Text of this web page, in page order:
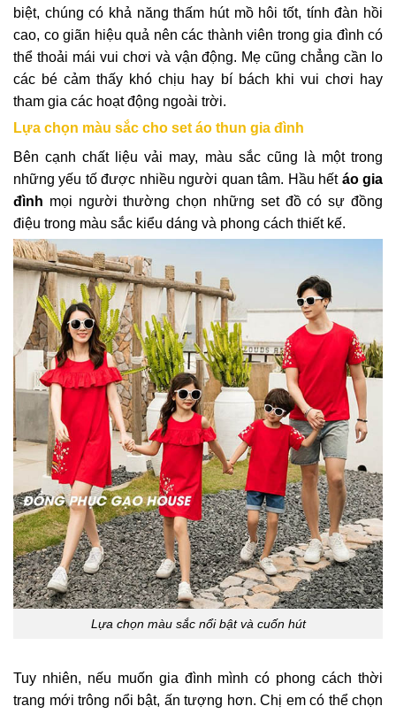
biệt, chúng có khả năng thấm hút mồ hôi tốt, tính đàn hồi
cao, co giãn hiệu quả nên các thành viên trong gia đình có
thể thoải mái vui chơi và vận động. Mẹ cũng chẳng cần lo
các bé cảm thấy khó chịu hay bí bách khi vui chơi hay
tham gia các hoạt động ngoài trời.
Lựa chọn màu sắc cho set áo thun gia đình
Bên cạnh chất liệu vải may, màu sắc cũng là một trong
những yếu tố được nhiều người quan tâm. Hầu hết áo gia
đình mọi người thường chọn những set đồ có sự đồng
điệu trong màu sắc kiểu dáng và phong cách thiết kế.
Lựa chọn màu sắc nổi bật và cuốn hút
Tuy nhiên, nếu muốn gia đình mình có phong cách thời
trang mới trông nổi bật, ấn tượng hơn. Chị em có thể chọn